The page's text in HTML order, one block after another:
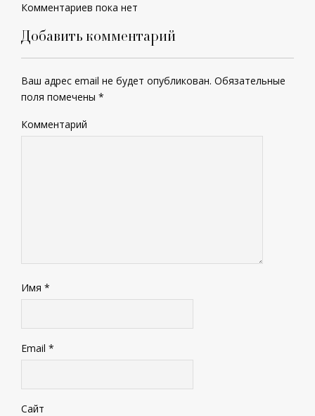
Комментариев пока нет
Добавить комментарий
Ваш адрес email не будет опубликован. Обязательные
поля помечены *
Комментарий
Имя *
Email *
Сайт